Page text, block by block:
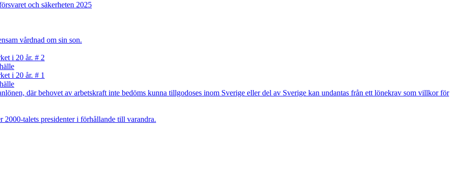
och säkerheten 2025
vårdnad om sin son.
i 20 år. # 2
i 20 år. # 1
där behovet av arbetskraft inte bedöms kunna tillgodoses inom Sverige eller del av Sverige kan undantas från ett lönekrav som villkor för
talets presidenter i förhållande till varandra.